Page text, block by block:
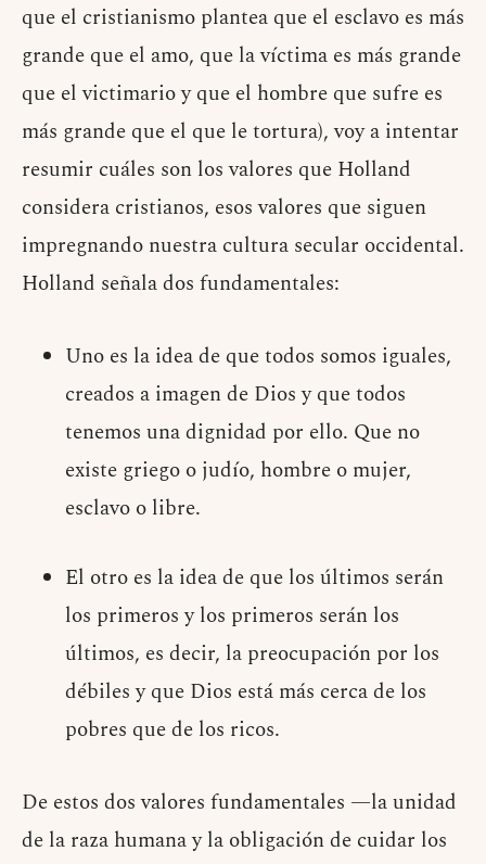
que el cristianismo plantea que el esclavo es más
grande que el amo, que la víctima es más grande
que el victimario y que el hombre que sufre es
más grande que el que le tortura), voy a intentar
resumir cuáles son los valores que Holland
considera cristianos, esos valores que siguen
impregnando nuestra cultura secular occidental.
Holland señala dos fundamentales:
Uno es la idea de que todos somos iguales,
creados a imagen de Dios y que todos
tenemos una dignidad por ello. Que no
existe griego o judío, hombre o mujer,
esclavo o libre.
El otro es la idea de que los últimos serán
los primeros y los primeros serán los
últimos, es decir, la preocupación por los
débiles y que Dios está más cerca de los
pobres que de los ricos.
De estos dos valores fundamentales —la unidad
de la raza humana y la obligación de cuidar los